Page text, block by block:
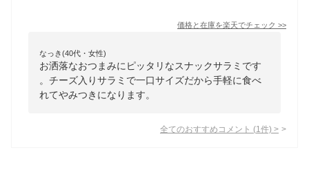
価格と在庫を楽天でチェック >>
なっき(40代・女性)
お洒落なおつまみにピッタリなスナックサラミです
。チーズ入りサラミで一口サイズだから手軽に食べ
れてやみつきになります。
全てのおすすめコメント (1 件) >